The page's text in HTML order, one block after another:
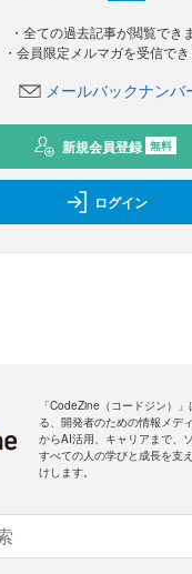
・全ての過去記事が閲覧でき
・会員限定メルマガを受信で
メールバックナンバ
新規会員登録 無料
ログイン
「CodeZine（コードジン）
る、開発者のための情報メデ
からAI活用、キャリアまで、
すべての人の学びと成長を支
けします。